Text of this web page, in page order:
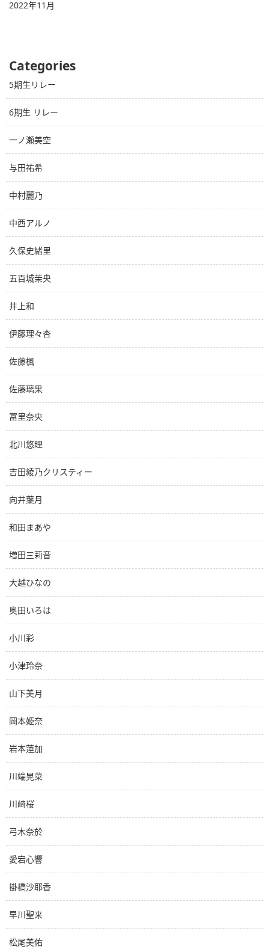
2022年11月
Categories
5期生リレー
6期生 リレー
一ノ瀬美空
与田祐希
中村麗乃
中西アルノ
久保史緒里
五百城茉央
井上和
伊藤理々杏
佐藤楓
佐藤璃果
冨里奈央
北川悠理
吉田綾乃クリスティー
向井葉月
和田まあや
増田三莉音
大越ひなの
奥田いろは
小川彩
小津玲奈
山下美月
岡本姫奈
岩本蓮加
川端晃菜
川﨑桜
弓木奈於
愛宕心響
掛橋沙耶香
早川聖来
松尾美佑